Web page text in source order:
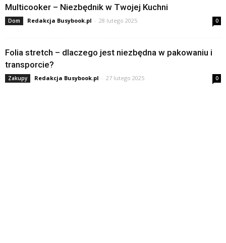
Multicooker – Niezbędnik w Twojej Kuchni
Dom Redakcja Busybook.pl - 28 lutego 2025 0
Folia stretch – dlaczego jest niezbędna w pakowaniu i
transporcie?
Zakupy Redakcja Busybook.pl - 27 lutego 2025 0